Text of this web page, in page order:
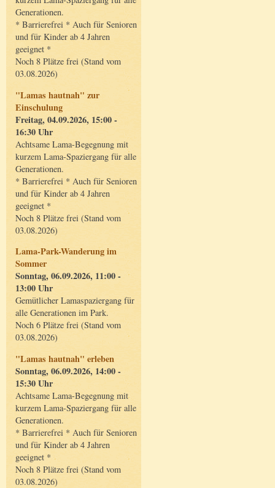
Generationen.
* Barrierefrei * Auch für Senioren
und für Kinder ab 4 Jahren
geeignet *
Noch 8 Plätze frei (Stand vom
03.08.2026)
"Lamas hautnah" zur
Einschulung
Freitag, 04.09.2026, 15:00 -
16:30 Uhr
Achtsame Lama-Begegnung mit
kurzem Lama-Spaziergang für alle
Generationen.
* Barrierefrei * Auch für Senioren
und für Kinder ab 4 Jahren
geeignet *
Noch 8 Plätze frei (Stand vom
03.08.2026)
Lama-Park-Wanderung im
Sommer
Sonntag, 06.09.2026, 11:00 -
13:00 Uhr
Gemütlicher Lamaspaziergang für
alle Generationen im Park.
Noch 6 Plätze frei (Stand vom
03.08.2026)
"Lamas hautnah" erleben
Sonntag, 06.09.2026, 14:00 -
15:30 Uhr
Achtsame Lama-Begegnung mit
kurzem Lama-Spaziergang für alle
Generationen.
* Barrierefrei * Auch für Senioren
und für Kinder ab 4 Jahren
geeignet *
Noch 8 Plätze frei (Stand vom
03.08.2026)